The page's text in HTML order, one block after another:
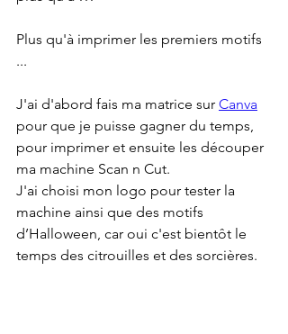
Plus qu'à imprimer les premiers motifs
...
J'ai d'abord fais ma matrice sur Canva
pour que je puisse gagner du temps,
pour imprimer et ensuite les découper
ma machine Scan n Cut.
J'ai choisi mon logo pour tester la
machine ainsi que des motifs
d’Halloween, car oui c'est bientôt le
temps des citrouilles et des sorcières.